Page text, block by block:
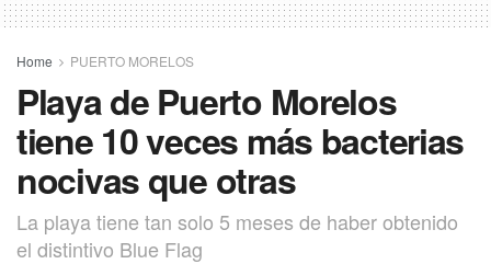
Home PUERTO MORELOS
Playa de Puerto Morelos
tiene 10 veces más bacterias
nocivas que otras
La playa tiene tan solo 5 meses de haber obtenido
el distintivo Blue Flag